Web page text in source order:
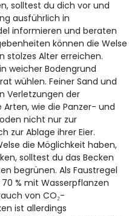
solltest du dich vor und
ausführlich in
informieren und beraten
können die Welse
stolzes Alter erreichen.
weicher Bodengrund
wühlen. Feiner Sand und
Verletzungen der
wie die Panzer- und
nicht nur zur
zur Ablage ihrer Eier.
die Möglichkeit haben,
solltest du das Becken
begrünen. Als Faustregel
% mit Wasserpflanzen
von CO₂-
ist allerdings